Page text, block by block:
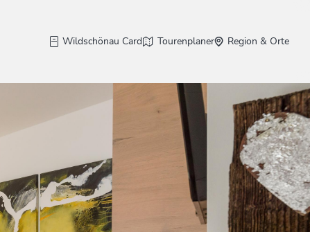
Wildschönau Card Tourenplaner Region & Orte